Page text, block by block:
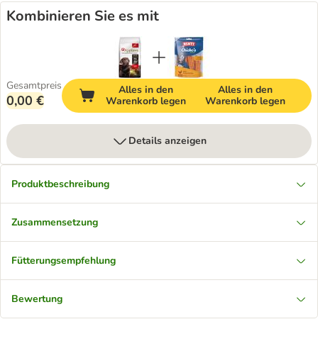
Kombinieren Sie es mit
Gesamtpreis
0,00 €
Alles in den
Warenkorb legen
Alles in den
Warenkorb legen
Details anzeigen
Produktbeschreibung
Zusammensetzung
Fütterungsempfehlung
Bewertung